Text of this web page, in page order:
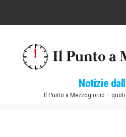
Notizie
Il Punto a Mezzogiorno –